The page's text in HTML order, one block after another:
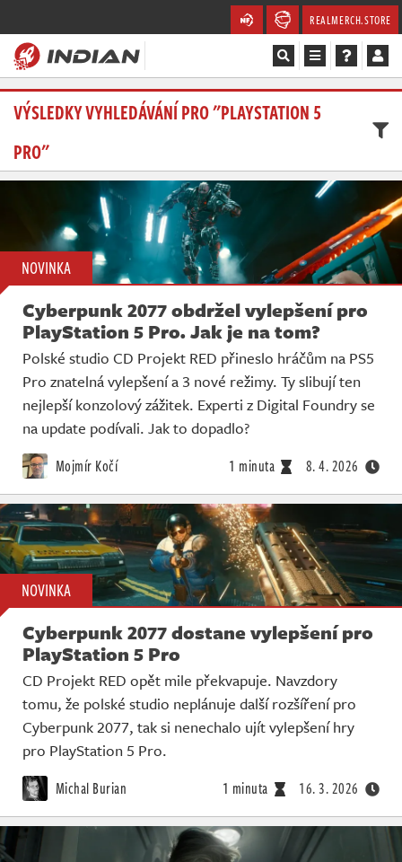
REALMERCH.STORE
Magazín
Recenze
Soutěže
Databáze
Komunita
Redakce
Živě
VÝSLEDKY VYHLEDÁVÁNÍ PRO "PLAYSTATION 5
PRO"
NOVINKA
Cyberpunk 2077 obdržel vylepšení pro
PlayStation 5 Pro. Jak je na tom?
Polské studio CD Projekt RED přineslo hráčům na PS5
Pro znatelná vylepšení a 3 nové režimy. Ty slibují ten
nejlepší konzolový zážitek. Experti z Digital Foundry se
na update podívali. Jak to dopadlo?
Mojmír Kočí 1 minuta 8. 4. 2026
NOVINKA
Cyberpunk 2077 dostane vylepšení pro
PlayStation 5 Pro
CD Projekt RED opět mile překvapuje. Navzdory
tomu, že polské studio neplánuje další rozšíření pro
Cyberpunk 2077, tak si nenechalo ujít vylepšení hry
pro PlayStation 5 Pro.
Michal Burian 1 minuta 16. 3. 2026